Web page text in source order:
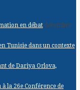
en débat décembre
Tunisie dans un contexte
de Dariya Orlova,
la 26e Conférence de